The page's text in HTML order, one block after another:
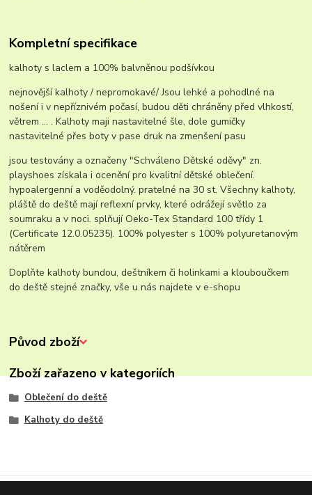
Kompletní specifikace
kalhoty s laclem a 100% balvněnou podšívkou
nejnovější kalhoty / nepromokavé/ Jsou lehké a pohodlné na
nošení i v nepříznivém počasí, budou děti chráněny před vlhkostí,
větrem ... . Kalhoty maji nastavitelné šle, dole gumičky
nastavitelné přes boty v pase druk na zmenšení pasu
jsou testovány a označeny "Schváleno Dětské oděvy" zn.
playshoes získala i ocenění pro kvalitní dětské oblečení.
hypoalergenní a voděodolný. pratelné na 30 st. Všechny kalhoty,
pláště do deště mají reflexní prvky, které odrážejí světlo za
soumraku a v noci. splňují Oeko-Tex Standard 100 třídy 1
(Certificate 12.0.05235). 100% polyester s 100% polyuretanovým
nátěrem
Doplňte kalhoty bundou, deštníkem či holinkami a klouboučkem
do deště stejné značky, vše u nás najdete v e-shopu
Původ zboží
Zboží zařazeno v kategoriích
Oblečení do deště
Kalhoty do deště